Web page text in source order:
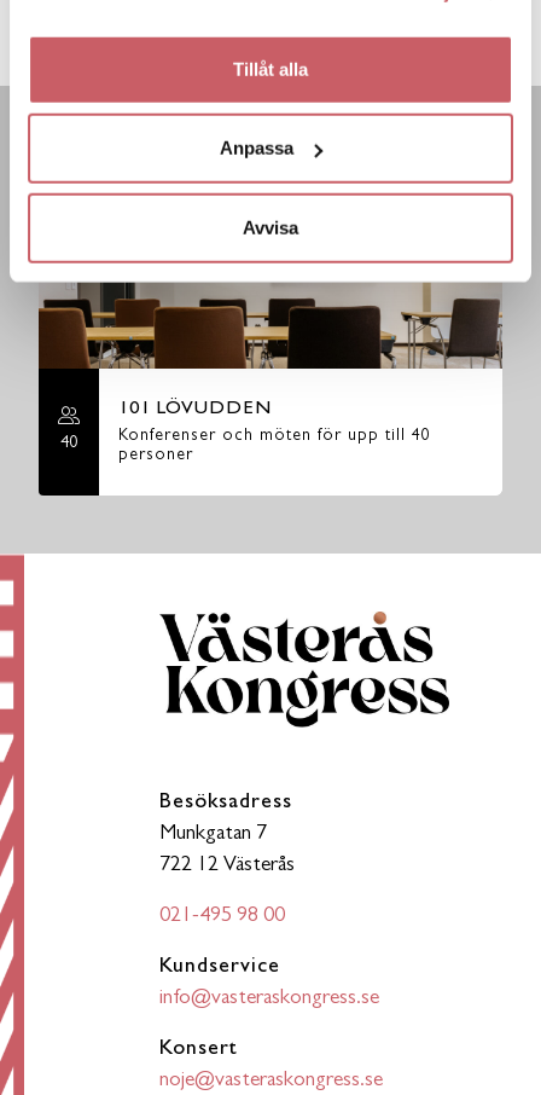
Tillåt alla
Anpassa
Avvisa
MUNKGATAN 7
LIKNANDE LOKALER
40
101 LÖVUDDEN
Konferenser och möten för upp till 40
personer
Besöksadress
Munkgatan 7
722 12 Västerås
021-495 98 00
Kundservice
info@vasteraskongress.se
Konsert
noje@vasteraskongress.se